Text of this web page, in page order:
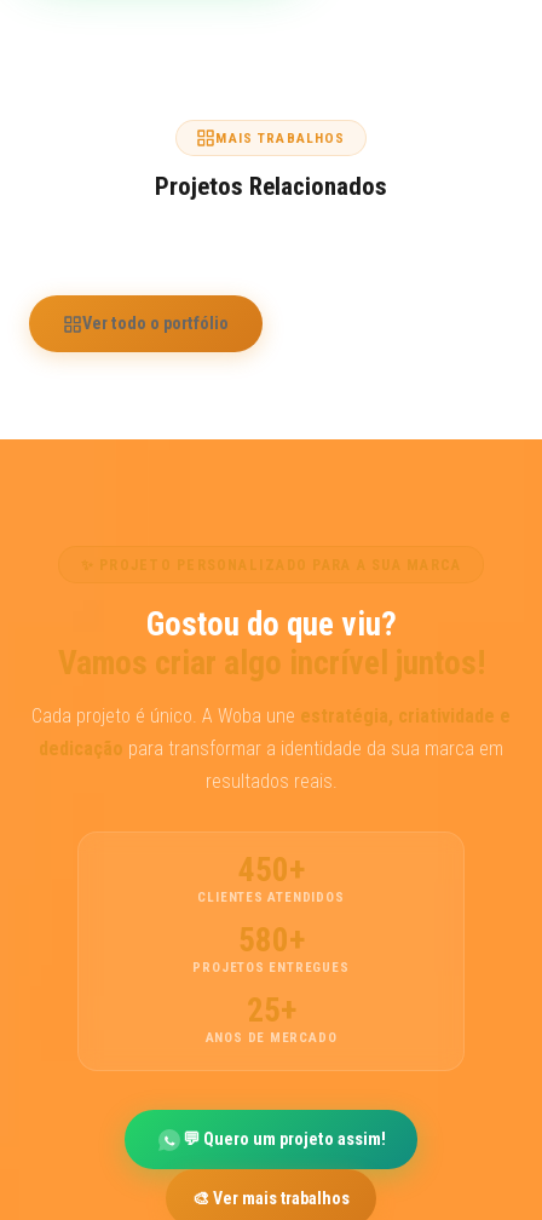
MAIS TRABALHOS
Projetos Relacionados
Ver todo o portfólio
Gostou do que viu?
Cada projeto é único. A Woba une
para transformar a identidade da sua marca em
resultados reais.
450+
CLIENTES ATENDIDOS
580+
PROJETOS ENTREGUES
25+
ANOS DE MERCADO
💬 Quero um projeto assim!
🎨 Ver mais trabalhos